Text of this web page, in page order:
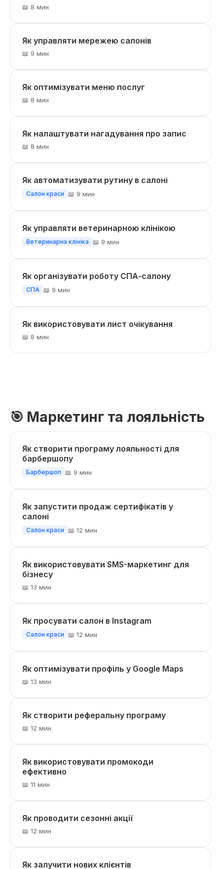
📖 8 мин
Як управляти мережею салонів
📖 9 мин
Як оптимізувати меню послуг
📖 8 мин
Як налаштувати нагадування про запис
📖 8 мин
Як автоматизувати рутину в салоні
Салон краси 📖 9 мин
Як управляти ветеринарною клінікою
Ветеринарна клініка 📖 9 мин
Як організувати роботу СПА-салону
СПА 📖 9 мин
Як використовувати лист очікування
📖 8 мин
🎯 Маркетинг та лояльність
Як створити програму лояльності для
барбершопу
Барбершоп 📖 9 мин
Як запустити продаж сертифікатів у
салоні
Салон краси 📖 12 мин
Як використовувати SMS-маркетинг для
бізнесу
📖 13 мин
Як просувати салон в Instagram
Салон краси 📖 12 мин
Як оптимізувати профіль у Google Maps
📖 13 мин
Як створити реферальну програму
📖 12 мин
Як використовувати промокоди
ефективно
📖 11 мин
Як проводити сезонні акції
📖 12 мин
Як залучити нових клієнтів